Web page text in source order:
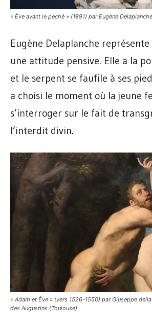
« Ève avant le péché » (1891) par Eugène
Eugène Delaplanche représente
une attitude pensive. Elle a la
et le serpent se faufile à ses
a choisi le moment où la jeune
s’interroger sur le fait de
l’interdit divin.
« Adam et Ève » (vers 1526-1550) par Giuseppe
des Augustins (Toulouse)